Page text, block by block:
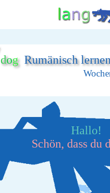
dogRumänisch
Hallo!
Schön, dass du